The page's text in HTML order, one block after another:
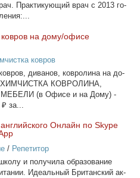
Прак­ти­ку­ю­щий врач с 2013 го­
на до­му/офи­се
ковров
ди­ва­нов, ков­ро­ли­на на до­
КОВРОЛИНА,
(в Офи­се и на До­му) -
за...
Он­лайн по Skype
/ Репетитор
и по­лу­чи­ла об­ра­зо­ва­ние
Иде­аль­ный Бри­тан­ский ак­